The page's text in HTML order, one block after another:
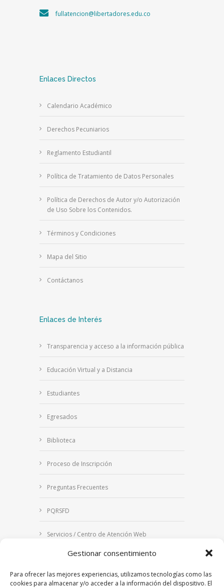
Gestionar consentimiento
Para ofrecer las mejores experiencias, utilizamos tecnologías como las
cookies para almacenar y/o acceder a la información del dispositivo. El
fullatencion@libertadores.edu.co
Enlaces Directos
Calendario Académico
Derechos Pecuniarios
Reglamento Estudiantil
Política de Tratamiento de Datos Personales
Política de Derechos de Autor y/o Autorización
de Uso Sobre los Contenidos.
Términos y Condiciones
Mapa del Sitio
Contáctanos
Enlaces de Interés
Transparencia y acceso a la información pública
Educación Virtual y a Distancia
Estudiantes
Egresados
Biblioteca
Proceso de Inscripción
Preguntas Frecuentes
PQRSFD
Servicios / Centro de Atención Web
Correo Institucional
Notificaciones judiciales